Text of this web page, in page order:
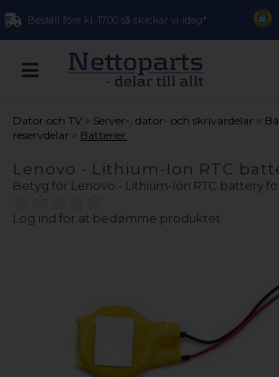
Beställ före kl. 17.00 så skickar vi idag*
Dator och TV » Server-, dator- och skrivardelar »
reservdelar » Batterier
Lenovo - Lithium-Ion RTC
Betyg för Lenovo - Lithium-Ion RTC battery
Log ind for at bedømme produktet